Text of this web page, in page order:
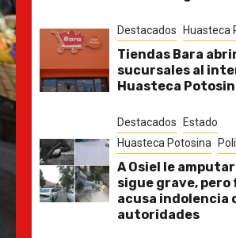
Destacados Huasteca
Tiendas Bara
sucursales al
Huasteca
Destacados
Estado
Huasteca Potosina
A Osiel le
sigue grave, pero
acusa indolencia
autoridades